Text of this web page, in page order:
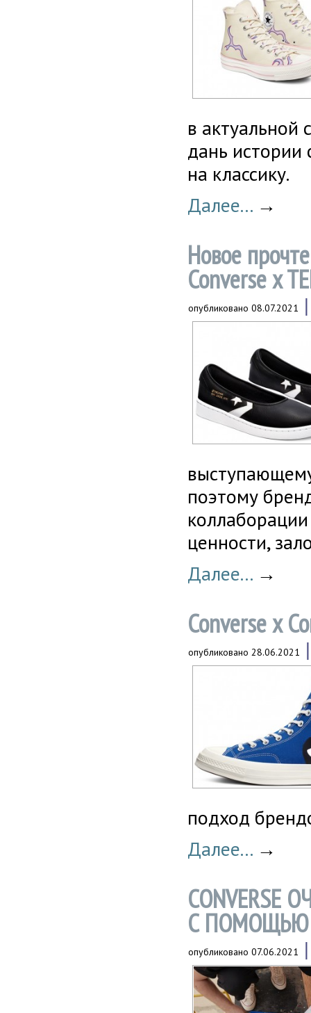
в актуальной
дань истории
на классику.
Далее... →
Новое
Converse x
опубликовано 08.07.2021
поэтому
ценности,
Далее... →
Converse x
опубликовано 28.06.2021
подход
Далее... →
С ПОМОЩЬЮ
опубликовано 07.06.2021